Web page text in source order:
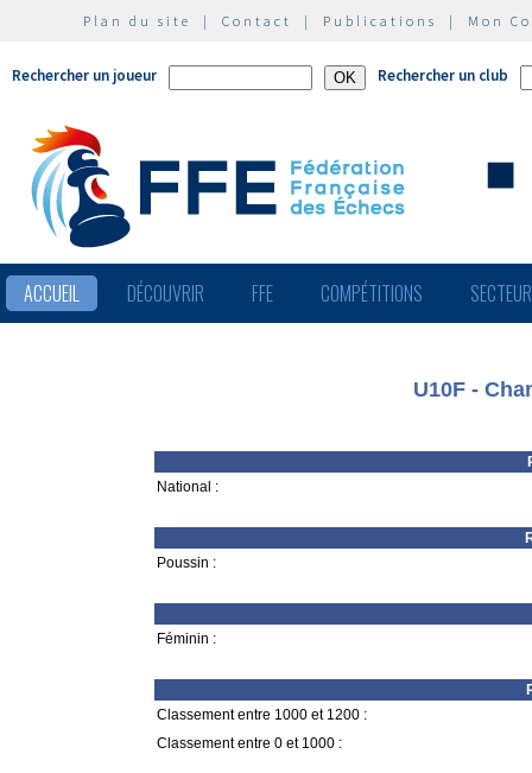
Plan du site | Contact | Publications | Mon
Rechercher un joueur Rechercher un club
ACCUEIL DÉCOUVRIR FFE COMPÉTITIONS
U10F -
National :
Poussin :
Féminin :
Classement entre 1000 et 1200 :
Classement entre 0 et 1000 :